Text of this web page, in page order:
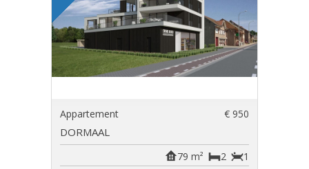
Appartement € 950
DORMAAL
1
2
79 m²